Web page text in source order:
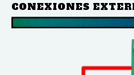
CONEXIONES